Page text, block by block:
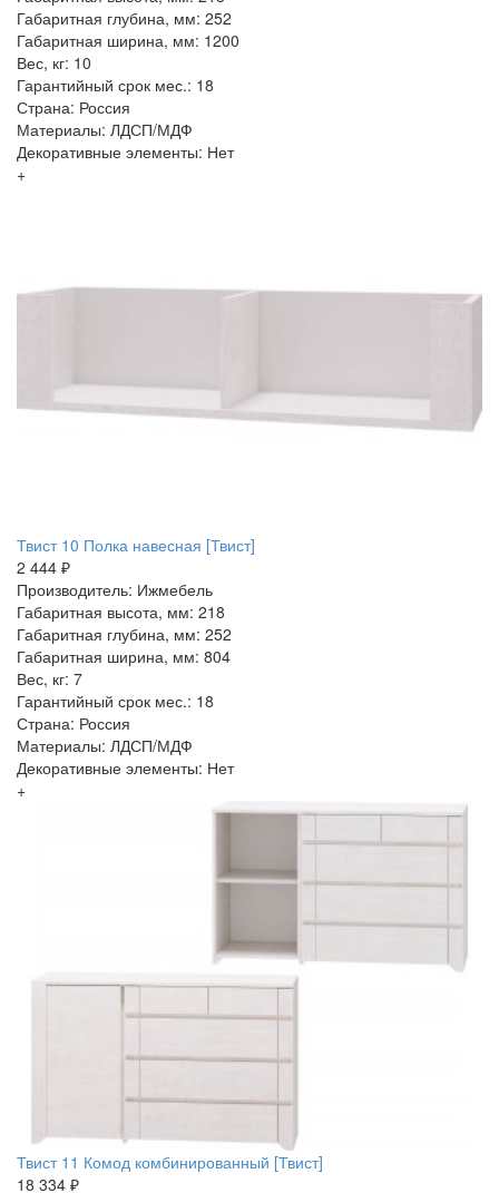
Габаритная глубина, мм: 252
Габаритная ширина, мм: 1200
Вес, кг: 10
Гарантийный срок мес.: 18
Страна: Россия
Материалы: ЛДСП/МДФ
Декоративные элементы: Нет
+
Твист 10 Полка навесная [Твист]
2 444 ₽
Производитель: Ижмебель
Габаритная высота, мм: 218
Габаритная глубина, мм: 252
Габаритная ширина, мм: 804
Вес, кг: 7
Гарантийный срок мес.: 18
Страна: Россия
Материалы: ЛДСП/МДФ
Декоративные элементы: Нет
+
Твист 11 Комод комбинированный [Твист]
18 334 ₽